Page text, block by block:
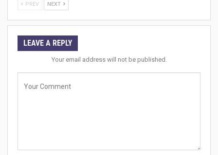
PREV NEXT
LEAVE A REPLY
Your email address will not be published.